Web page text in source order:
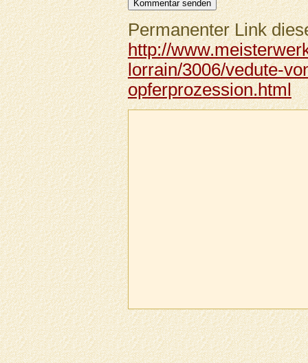
Permanenter Link
http://
lorrain/3006/vedute-
opferprozession.html